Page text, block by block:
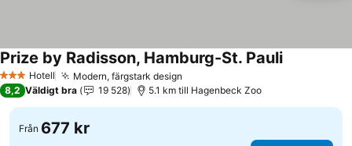
3 StjärnorHotell Modern, färgstark design
Prize by Radisson, Hamburg-St. Pauli
8,2 Väldigt bra 19 528 5.1 km till Hagenbeck Zoo
Från 677 kr